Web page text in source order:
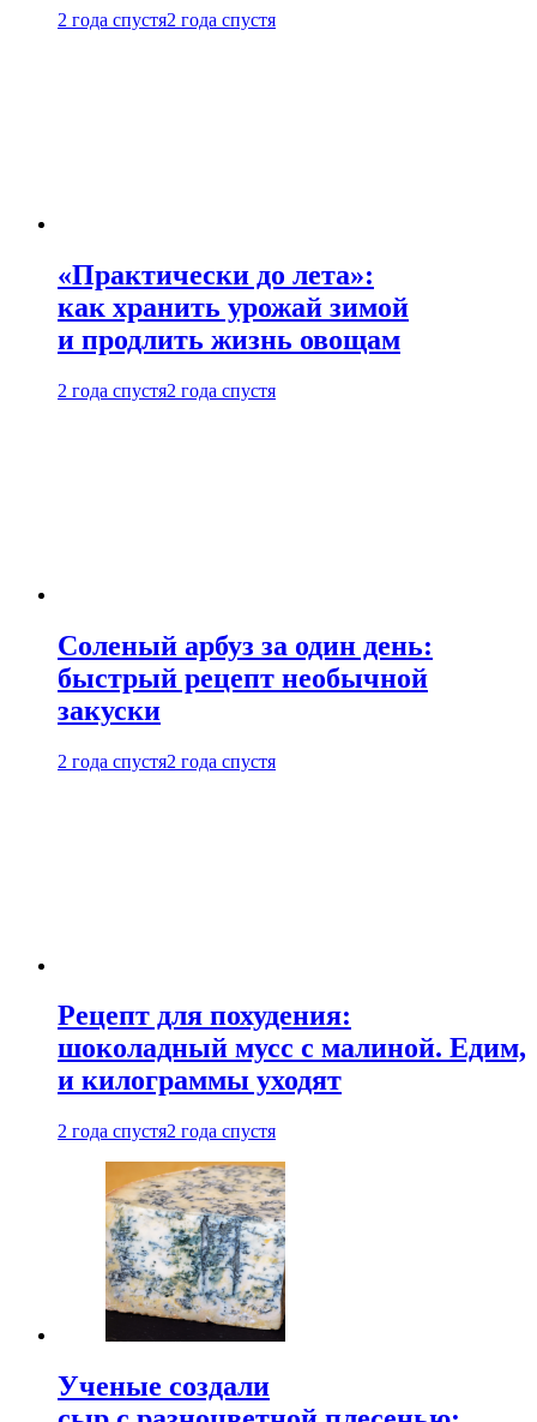
2 года спустя2 года спустя
«Практически до лета»:
как хранить урожай зимой
и продлить жизнь овощам
2 года спустя2 года спустя
Соленый арбуз за один день:
быстрый рецепт необычной
закуски
2 года спустя2 года спустя
Рецепт для похудения:
шоколадный мусс с малиной. Едим,
и килограммы уходят
2 года спустя2 года спустя
Ученые создали